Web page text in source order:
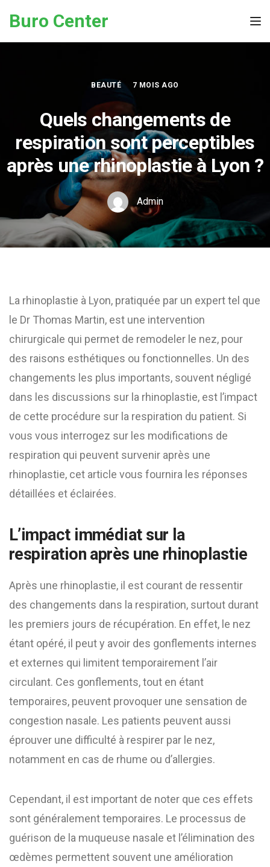
Buro Center
BEAUTÉ 7 MOIS AGO
Quels changements de
respiration sont perceptibles
après une rhinoplastie à Lyon ?
Admin
La rhinoplastie à Lyon, pratiquée par un expert tel que
le Dr Thomas Martin, est une intervention
chirurgicale qui permet de remodeler le nez, pour
des raisons esthétiques ou fonctionnelles. Un des
changements les plus importants, souvent négligé
dans les discussions sur la rhinoplastie, est l’impact
de cette procédure sur la respiration du patient. Si
vous vous interrogez sur les modifications de
respiration qui peuvent survenir après une
rhinoplastie, cet article vous fournira les réponses
détaillées et éclairées.
L’impact immédiat sur la
respiration après une rhinoplastie
Après une rhinoplastie, il est courant de ressentir
des changements dans la respiration, surtout durant
les premiers jours de récupération. En effet, le nez
étant opéré, il peut y avoir des gonflements internes
et externes qui limitent temporairement l’air
circulant. Ces gonflements, tout en étant
temporaires, peuvent provoquer une sensation de
congestion nasale. Les patients peuvent aussi
éprouver une difficulté à respirer par le nez,
notamment en cas de rhume ou d’allergies.
Cependant, il est important de noter que ces effets
sont généralement temporaires. Le processus de
guérison de la muqueuse nasale et l’élimination des
œdèmes permettent souvent une amélioration